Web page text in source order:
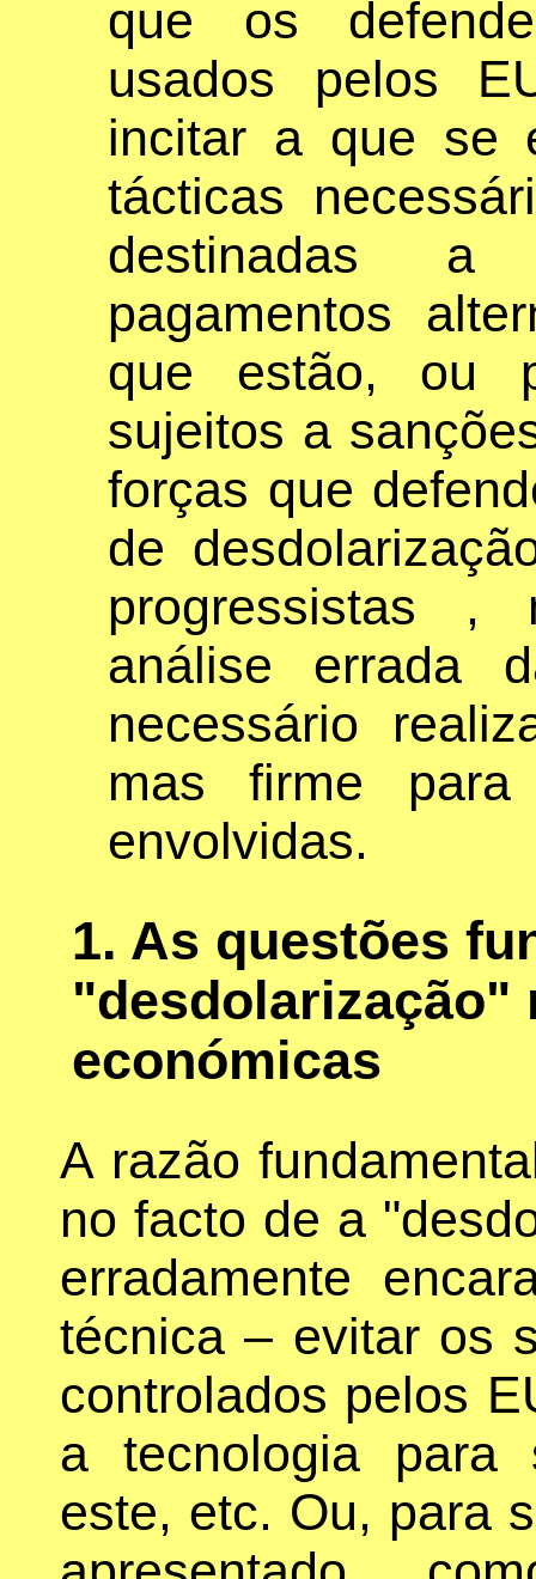
que os
usados pelos
incitar a que se
tácticas
destinadas
pagamentos
que estão, ou
sujeitos a
forças que
de
progressistas ,
análise errada
necessário
mas firme para
envolvidas.
1. As questões
"desdolarização"
económicas
A razão
no facto de a
erradamente
técnica – evitar os
controlados pelos
a tecnologia para
este, etc. Ou, para